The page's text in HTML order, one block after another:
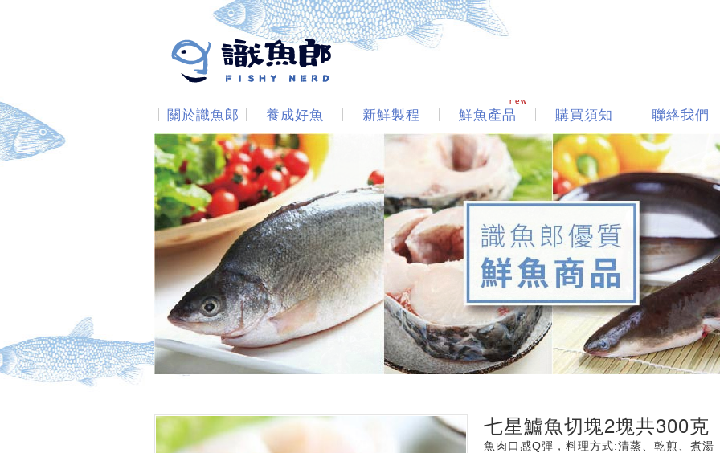
關於識魚郎 養成好魚 新鮮製程
new
鮮魚產品 購買須知 聯絡我們
七星鱸魚切塊2塊共300克
魚肉口感Q彈，料理方式:清蒸、乾煎、煮湯